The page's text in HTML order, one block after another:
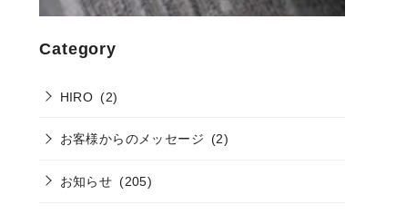
Category
HIRO (2)
お客様からのメッセージ (2)
お知らせ (205)